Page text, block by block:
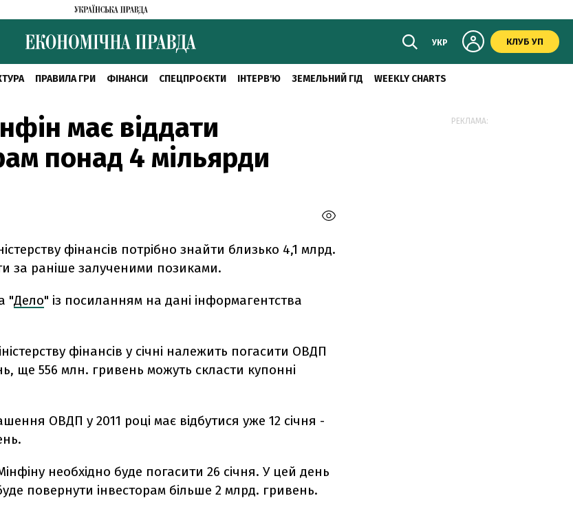
УКР КЛУБ УП
ПРАВИЛА ГРИ ФІНАНСИ СПЕЦПРОЄКТИ ІНТЕРВ'Ю ЗЕМЕЛЬНИЙ ГІД WEEKLY CHARTS
має віддати
понад 4 мільярди
фінансів потрібно знайти близько 4,1 млрд.
за раніше залученими позиками.
"Дело" із посиланням на дані інформагентства
фінансів у січні належить погасити ОВДП
ще 556 млн. гривень можуть скласти купонні
ОВДП у 2011 році має відбутися уже 12 січня -
необхідно буде погасити 26 січня. У цей день
повернути інвесторам більше 2 млрд. гривень.
РЕКЛАМА: